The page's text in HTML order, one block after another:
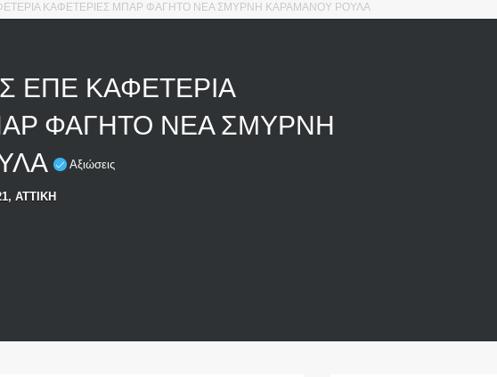
ΚΑΦΕΤΕΡΙΕΣ ΜΠΑΡ ΦΑΓΗΤΟ ΝΕΑ ΣΜΥΡΝΗ ΚΑΡΑΜΑΝΟΥ ΡΟΥΛΑ
ΕΠΕ ΚΑΦΕΤΕΡΙΑ
ΦΑΓΗΤΟ ΝΕΑ ΣΜΥΡΝΗ
Αξιώσεις
ΑΤΤΙΚΗ